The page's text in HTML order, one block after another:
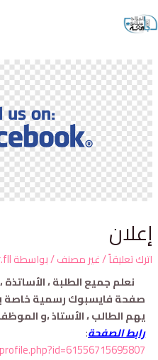
تعليقاً/غير مصنف/ بواسطة
نعلم جميع الطلبة ،
صفحة فايسبوك رسمية خاصة
يهم الطالب ، الأستاذ ،و الموظف.
رابط الصفحة: